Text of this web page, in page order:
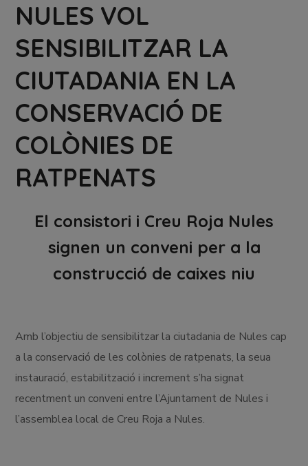
NULES VOL
SENSIBILITZAR LA
CIUTADANIA EN LA
CONSERVACIÓ DE
COLÒNIES DE
RATPENATS
El consistori i Creu Roja Nules
signen un conveni per a la
construcció de caixes niu
Amb l’objectiu de sensibilitzar la ciutadania de Nules cap
a la conservació de les colònies de ratpenats, la seua
instauració, estabilització i increment s’ha signat
recentment un conveni entre l’Ajuntament de Nules i
l’assemblea local de Creu Roja a Nules.